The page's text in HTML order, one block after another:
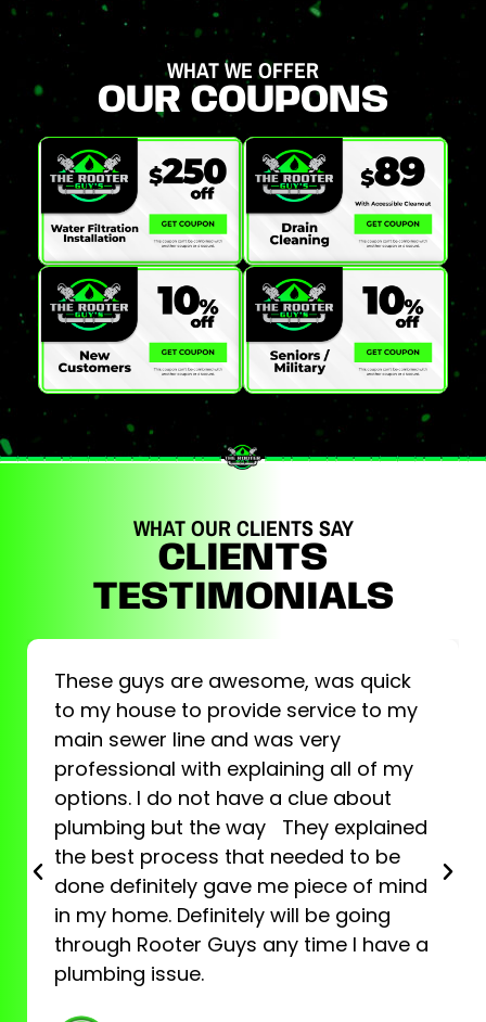
WHAT WE OFFER
OUR COUPONS
WHAT OUR CLIENTS SAY
CLIENTS
TESTIMONIALS
These guys are awesome, was quick
to my house to provide service to my
main sewer line and was very
professional with explaining all of my
options. I do not have a clue about
plumbing but the way They explained
the best process that needed to be
done definitely gave me piece of mind
in my home. Definitely will be going
through Rooter Guys any time I have a
plumbing issue.